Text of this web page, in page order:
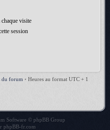
visite
session
du forum • Heures au format UTC + 1
Software © phpBB Group
phpBB-fr.com